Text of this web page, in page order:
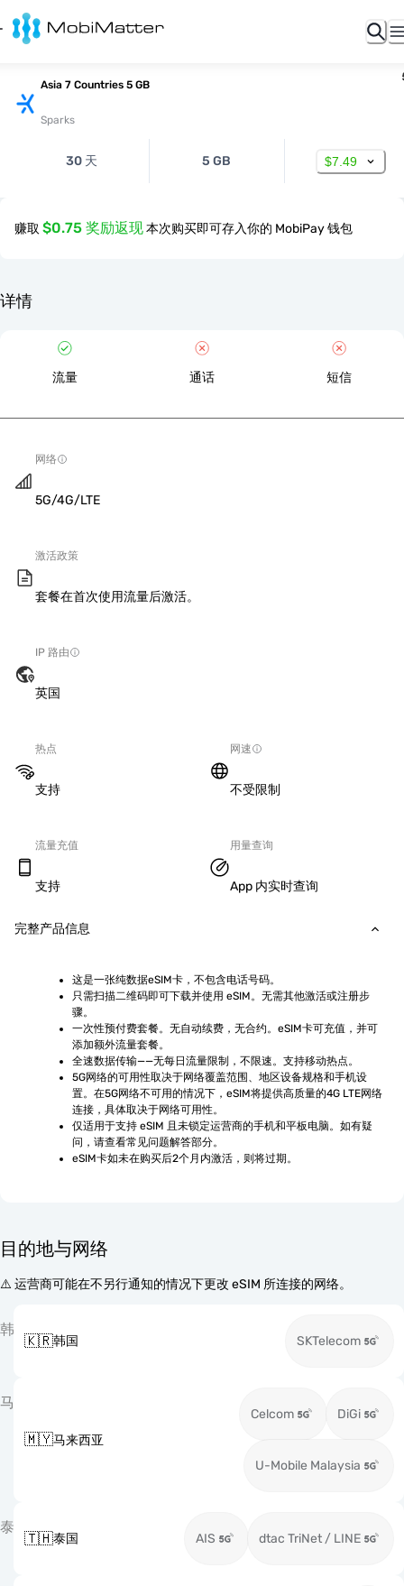
Asia 7 Countries 5 GB
Sparks
30 天 5 GB $7.49
赚取 $0.75 奖励返现本次购买即可存入你的 MobiPay 钱包
详情
流量 通话 短信
网络
5G/4G/LTE
激活政策
套餐在首次使用流量后激活。
IP 路由
英国
热点
支持
网速
不受限制
流量充值
支持
用量查询
App 内实时查询
完整产品信息
这是一张纯数据eSIM卡，不包含电话号码。
只需扫描二维码即可下载并使用 eSIM。无需其他激活或注册步
骤。
一次性预付费套餐。无自动续费，无合约。eSIM卡可充值，并可
添加额外流量套餐。
全速数据传输——无每日流量限制，不限速。支持移动热点。
5G网络的可用性取决于网络覆盖范围、地区设备规格和手机设
置。在5G网络不可用的情况下，eSIM将提供高质量的4G LTE网络
连接，具体取决于网络可用性。
仅适用于支持 eSIM 且未锁定运营商的手机和平板电脑。如有疑
问，请查看常见问题解答部分。
eSIM卡如未在购买后2个月内激活，则将过期。
目的地与网络
⚠️ 运营商可能在不另行通知的情况下更改 eSIM 所连接的网络。
韩
🇰🇷韩国 SKTelecom
马
🇲🇾马来西亚
Celcom DiGi
U-Mobile Malaysia
泰
🇹🇭泰国 AIS dtac TriNet / LINE